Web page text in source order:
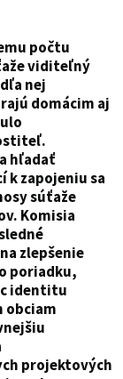
počtu
viditeľný
nej
domácim aj
hľadať
k zapojeniu sa
súťaže
Komisia
zlepšenie
poriadku,
identitu
obciam
projektových